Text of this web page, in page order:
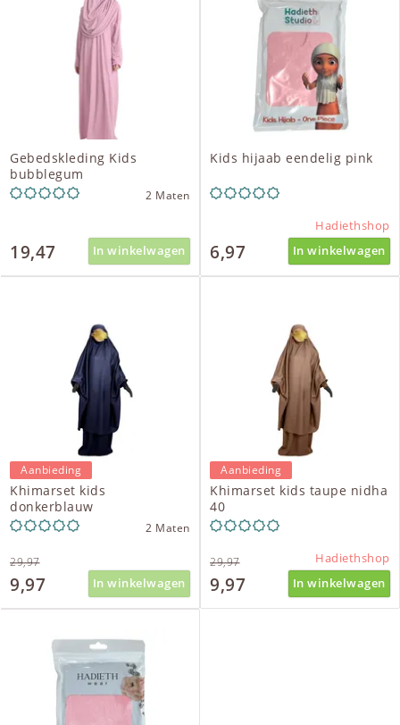
Gebedskleding Kids
bubblegum
2 Maten
19,47 In winkelwagen
Kids hijaab eendelig pink
Hadiethshop
6,97 In winkelwagen
Khimarset kids
donkerblauw
Aanbieding
2 Maten
29,97
9,97 In winkelwagen
Khimarset kids taupe nidha
40
Aanbieding
Hadiethshop
29,97
9,97 In winkelwagen